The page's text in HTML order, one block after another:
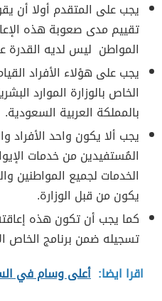
يجب على المتقدم أولا أن
تقييم مدى صعوبة هذه
المواطن ليس لديه القدرة
يجب على هؤلاء الأفراد
الخاص بالوزارة الموارد
بالمملكة العربية السعودية.
يجب ألا يكون واحد
المُستفيدين من خدمات
الخدمات لجميع المواطنين
يكون من قبل الوزارة.
كما يجب أن تكون هذه
تسجيله ضمن برنامج الخاص
اقرا ايضا: أعلى وسام في